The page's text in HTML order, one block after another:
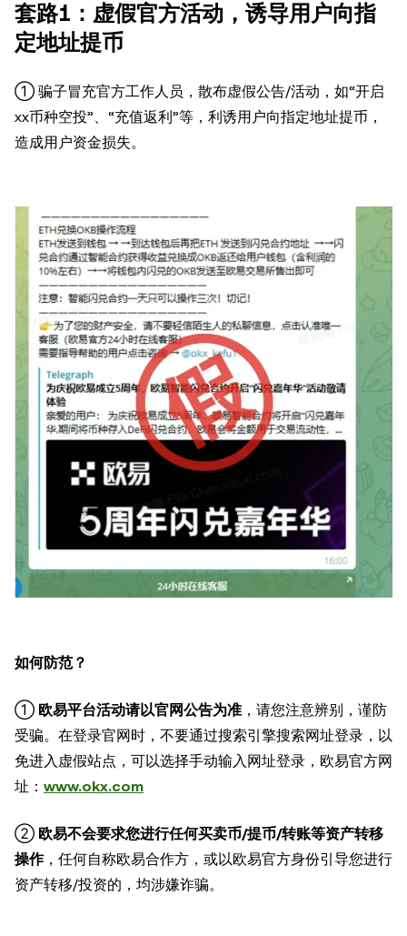
套路1：虚假官方活动，诱导用户向指
定地址提币
① 骗子冒充官方工作人员，散布虚假公告/活动，如“开启
xx币种空投”、“充值返利”等，利诱用户向指定地址提币，
造成用户资金损失。
如何防范？
① 欧易平台活动请以官网公告为准 ，请您注意辨别，谨防
受骗。在登录官网时，不要通过搜索引擎搜索网址登录，以
免进入虚假站点，可以选择手动输入网址登录，欧易官方网
址： www.okx.com
② 欧易不会要求您进行任何买卖币/提币/转账等资产转移
操作，任何自称欧易合作方，或以欧易官方身份引导您进行
资产转移/投资的，均涉嫌诈骗。